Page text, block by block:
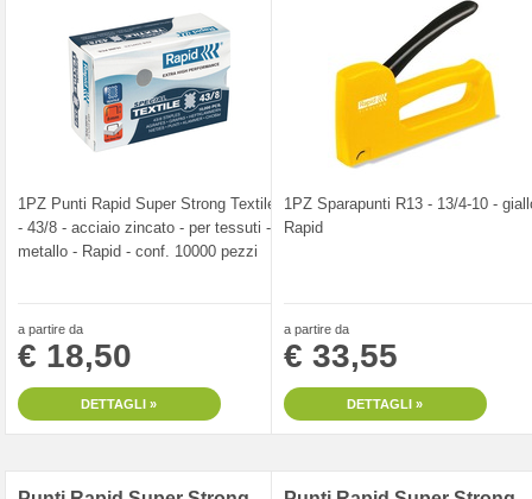
1PZ Punti Rapid Super Strong Textile
- 43/8 - acciaio zincato - per tessuti -
metallo - Rapid - conf. 10000 pezzi
a partire da
€ 18,50
DETTAGLI »
1PZ Sparapunti R13 - 13/4-10 -
Rapid
a partire da
€ 33,55
DETTAGLI »